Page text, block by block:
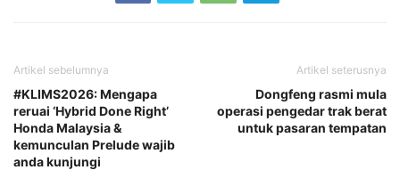
Artikel sebelumnya
#KLIMS2026: Mengapa
reruai ‘Hybrid Done Right’
Honda Malaysia &
kemunculan Prelude wajib
anda kunjungi
Artikel seterusnya
Dongfeng rasmi mula
operasi pengedar trak berat
untuk pasaran tempatan